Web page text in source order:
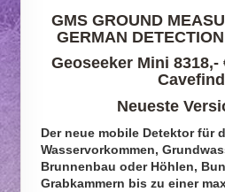
GMS GROUND
GERMAN
Geoseeker Mini
Neueste
Der neue mobile Detektor für
Wasservorkommen,
Brunnenbau oder Höhlen,
Grabkammern bis zu einer